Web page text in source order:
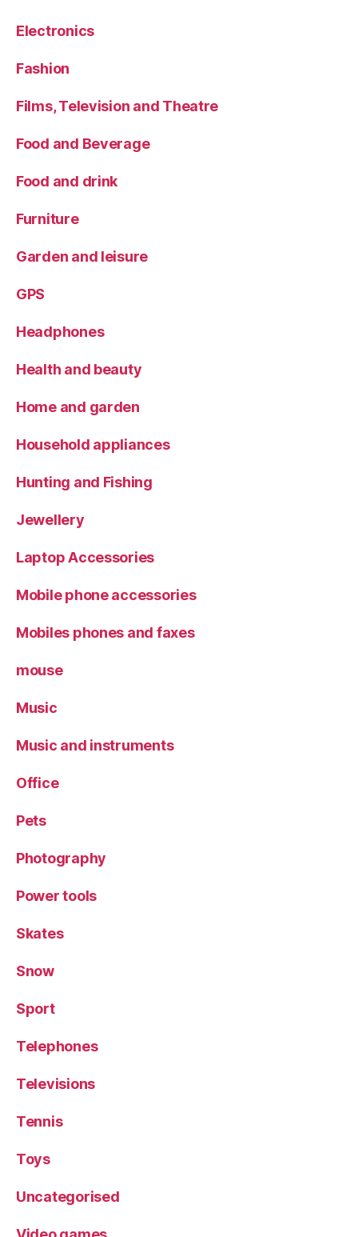
Electronics
Fashion
Films, Television and Theatre
Food and Beverage
Food and drink
Furniture
Garden and leisure
GPS
Headphones
Health and beauty
Home and garden
Household appliances
Hunting and Fishing
Jewellery
Laptop Accessories
Mobile phone accessories
Mobiles phones and faxes
mouse
Music
Music and instruments
Office
Pets
Photography
Power tools
Skates
Snow
Sport
Telephones
Televisions
Tennis
Toys
Uncategorised